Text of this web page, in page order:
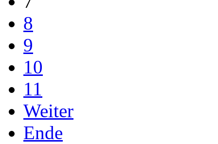
8
9
10
11
Weiter
Ende